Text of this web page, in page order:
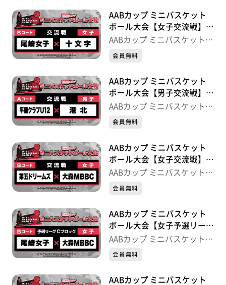
AABカップ ミニバスケット
ボール大会【女子交流戦】尾
崎女子×十文字
AABカップ ミニバスケットボ
ール大会
会員無料
AABカップ ミニバスケット
ボール大会【男子交流戦】平
鹿クラブU12×港北
AABカップ ミニバスケットボ
ール大会
会員無料
AABカップ ミニバスケット
ボール大会【女子交流戦】第
五ドリームズ×大森MBBC
AABカップ ミニバスケットボ
ール大会
会員無料
AABカップ ミニバスケット
ボール大会【女子予選リーグ
Cブロック】尾崎女子×大森
AABカップ ミニバスケットボ
ール大会
会員無料
AABカップ ミニバスケット